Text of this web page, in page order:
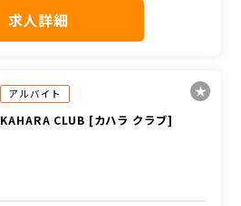
求人詳細
アルバイト
KAHARA CLUB [カハラ クラブ]